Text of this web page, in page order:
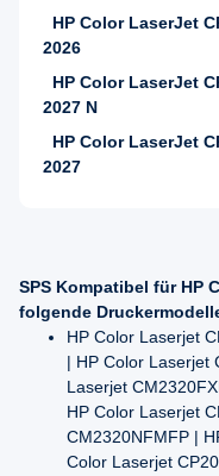
HP Color LaserJet
2026
HP Color LaserJet
2027 N
HP Color LaserJet
2027
SPS Kompatibel für HP
folgende
HP Color Laserjet
| HP Color Laserjet
Laserjet
HP Color Laserjet
CM2320NFMFP |
Color Laserjet